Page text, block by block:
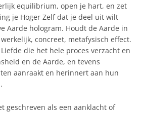
equilibrium, open je hart, en zet
je Hoger Zelf dat je deel uit wilt
Aarde hologram. Houdt de Aarde in
concreet, metafysisch effect.
die het hele proces verzacht en
en de Aarde, en tevens
aanraakt en herinnert aan hun
geschreven als een aanklacht of